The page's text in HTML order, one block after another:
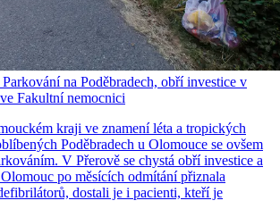
na Poděbradech, obří investice v
Fakultní nemocnici
kraji ve znamení léta a tropických
Poděbradech u Olomouce se ovšem
V Přerově se chystá obří investice a
po měsících odmítání přiznala
dostali je i pacienti, kteří je